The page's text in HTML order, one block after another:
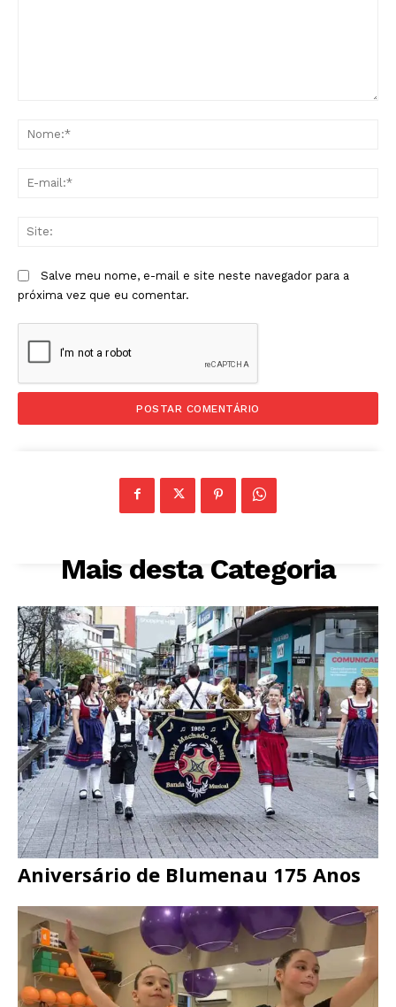
Salve meu nome, e-mail e site neste navegador para a
próxima vez que eu comentar.
Mais desta Categoria
Aniversário de Blumenau 175 Anos